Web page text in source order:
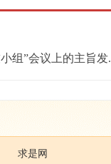
组”会议上的主旨发
求是网